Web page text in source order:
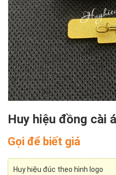
Huy hiệu đồng cài
Gọi để biết giá
Huy hiệu đúc theo hình logo